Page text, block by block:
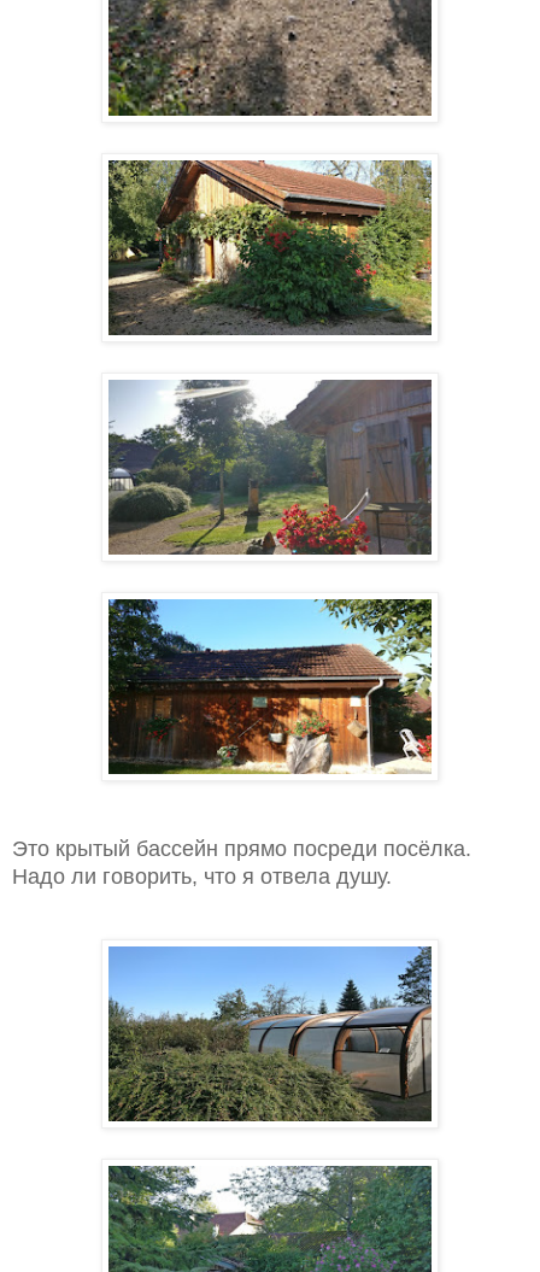
Это крытый бассейн прямо посреди посёлка.
Надо ли говорить, что я отвела душу.